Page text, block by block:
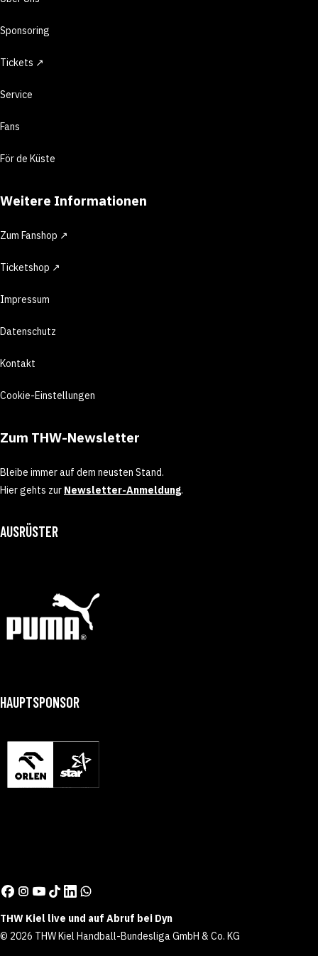
Sponsoring
Tickets ↗
Service
Fans
För de Küste
Weitere Informationen
Zum Fanshop ↗
Ticketshop ↗
Impressum
Datenschutz
Kontakt
Cookie-Einstellungen
Zum THW-Newsletter
Bleibe immer auf dem neusten Stand.
Hier gehts zur Newsletter-Anmeldung.
AUSRÜSTER
HAUPTSPONSOR
THW Kiel live und auf Abruf bei Dyn
© 2026 THW Kiel Handball-Bundesliga GmbH & Co. KG